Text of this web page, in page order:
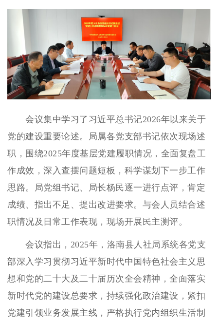
会议集中学习了习近平总书记2026年以来关于
党的建设重要论述。局属各党支部书记依次现场述
职，围绕2025年度基层党建履职情况，全面复盘工
作成效，深入查摆问题短板，科学谋划下一步工作
思路。局党组书记、局长杨民逐一进行点评，肯定
成绩、指出不足、提出改进要求。与会人员结合述
职情况及日常工作表现，现场开展民主测评。
会议指出，2025年，洛南县人社局系统各党支
部深入学习贯彻习近平新时代中国特色社会主义思
想和党的二十大及二十届历次全会精神，全面落实
新时代党的建设总要求，持续强化政治建设，紧扣
党建引领业务发展主线，严格执行党内组织生活制